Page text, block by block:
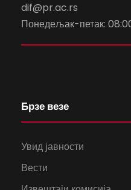
dif@pr.ac.rs
Понедељак-петак:
Брзе везе
Увид јавности
Вести